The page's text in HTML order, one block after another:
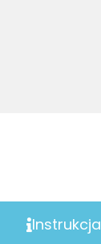
Instrukcja